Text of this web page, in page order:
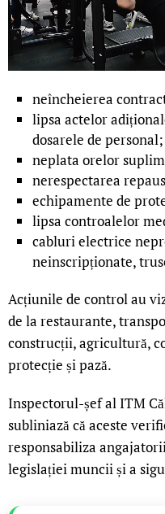
neîncheierea
lipsa actelor
dosarele de personal;
neplata orelor
nerespectarea
echipamente de
lipsa controalelor
cabluri electrice
neinscripționate,
Acțiunile de control au
de la restaurante,
construcții, agricultură,
protecție și pază.
Inspectorul-șef al ITM
subliniază că aceste
responsabiliza
legislației muncii și a